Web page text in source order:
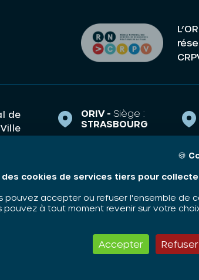
de
ORIV - Siège :
STRASBOURG
67000 STRASBOURG
contact@oriv.fr
🍪
des cookies de services tiers pour
pouvez accepter ou refuser l'ensemble de
pouvez à tout moment revenir sur votre
Accepter Refuser